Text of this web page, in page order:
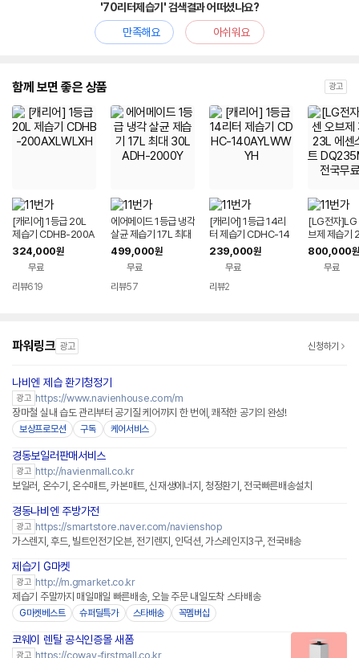
'70리터제습기' 검색결과 어떠셨나요?
만족해요
아쉬워요
함께 보면 좋은 상품 광고
[캐리어] 1등급 20L
제습기 CDHB-200A
XLWLXH
324,000원
무료
리뷰619
에어메이드 1등급 냉각
살균 제습기 17L 최대
30L ADH-2000Y
499,000원
무료
리뷰57
[캐리어] 1등급 14리
터 제습기 CDHC-14
0AYLWWYH
239,000원
무료
리뷰2
[LG전자]LG
브제 제습기
스 화이트
WGA 전국
800,000원
무료
파워링크 광고 신청하기
나비엔 제습 환기청정기
광고 https://www.navienhouse.com/m
장마철 실내 습도 관리부터 공기질 케어까지 한 번에, 쾌적한 공기의 완성!
보상프로모션 구독 케어서비스
경동보일러판매서비스
광고 http://navienmall.co.kr
보일러, 온수기, 온수매트, 카본매트, 신재생에너지, 청정환기, 전국빠른배송설치
경동나비엔 주방가전
광고 https://smartstore.naver.com/navienshop
가스렌지, 후드, 빌트인전기오븐, 전기렌지, 인덕션, 가스레인지3구, 전국배송
제습기 G마켓
광고 http://m.gmarket.co.kr
제습기 주말까지 매일매일 빠른배송, 오늘 주문 내일도착 스타배송
G마켓베스트 슈퍼딜특가 스타배송 꼭멤버십
코웨이 렌탈 공식인증몰 새폼
광고 https://coway-firstmall.co.kr